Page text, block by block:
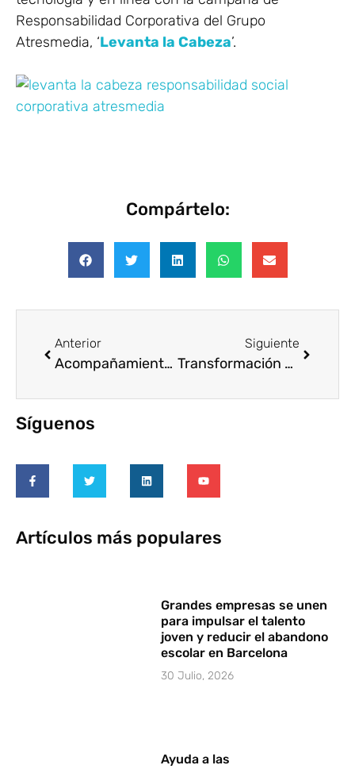
Responsabilidad Corporativa del Grupo
Atresmedia, ‘Levanta la Cabeza’.
Compártelo:
Anterior
Acompañamiento intergeneracional con Asindown
Siguiente
Transformación digital del Voluntariado Corporativo
Síguenos
Artículos más populares
Grandes empresas se unen
para impulsar el talento
joven y reducir el abandono
escolar en Barcelona
30 Julio, 2026
Ayuda a las